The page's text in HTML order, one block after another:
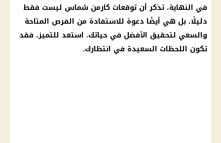
في النهاية، تذكر أن توقعات كارمن شماس ليست فقط
دليلًا، بل هي أيضًا دعوة للاستفادة من الفرص المتاحة
والسعي لتحقيق الأفضل في حياتك. استعد للتميز، فقد
تكون اللحظات السعيدة في انتظارك.